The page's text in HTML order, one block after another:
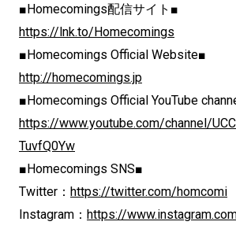
■Homecomings配信サイト■
https://lnk.to/Homecomings
■Homecomings Official Website■
http://homecomings.jp
■Homecomings Official YouTube
https://www.youtube.com/channel/
TuvfQ0Yw
■Homecomings SNS■
Twitter： https://twitter.com/homcomi
Instagram： https://